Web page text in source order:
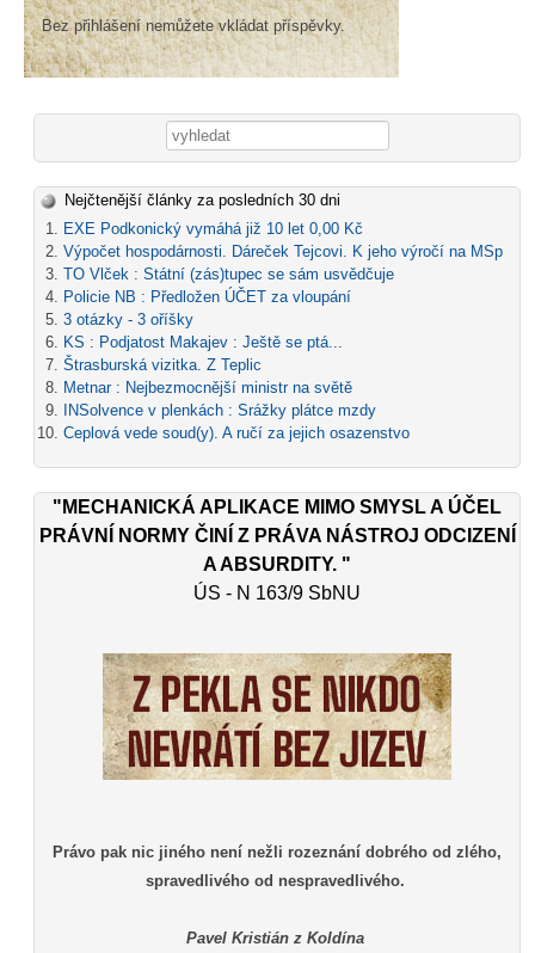
Bez přihlášení nemůžete vkládat příspěvky.
Vyhledávání
Nejčtenější články za posledních 30 dni
EXE Podkonický vymáhá již 10 let 0,00 Kč
Výpočet hospodárnosti. Dáreček Tejcovi. K jeho výročí na MSp
TO Vlček : Státní (zás)tupec se sám usvědčuje
Policie NB : Předložen ÚČET za vloupání
3 otázky - 3 oříšky
KS : Podjatost Makajev : Ještě se ptá...
Štrasburská vizitka. Z Teplic
Metnar : Nejbezmocnější ministr na světě
INSolvence v plenkách : Srážky plátce mzdy
Ceplová vede soud(y). A ručí za jejich osazenstvo
"MECHANICKÁ APLIKACE MIMO SMYSL A ÚČEL
PRÁVNÍ NORMY ČINÍ Z PRÁVA NÁSTROJ ODCIZENÍ
A ABSURDITY. "
ÚS - N 163/9 SbNU
Právo pak nic jiného není nežli rozeznání dobrého od zlého,
spravedlivého od nespravedlivého.
Pavel Kristián z Koldína